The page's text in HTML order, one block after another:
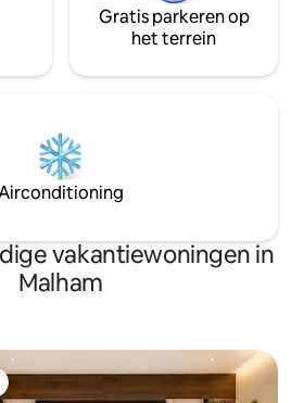
Gratis parkeren op
het terrein
vakantiewoningen in
Malham